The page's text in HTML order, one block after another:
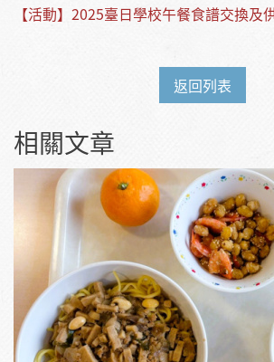
【活動】2025臺日學校午餐食譜交換及
返回列表
相關文章